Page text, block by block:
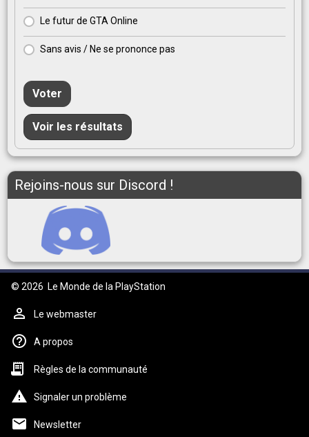
Le futur de GTA Online
Sans avis / Ne se prononce pas
Voter
Voir les résultats
Rejoins-nous sur Discord !
© 2026 Le Monde de la PlayStation
Le webmaster
A propos
Règles de la communauté
Signaler un problème
Newsletter